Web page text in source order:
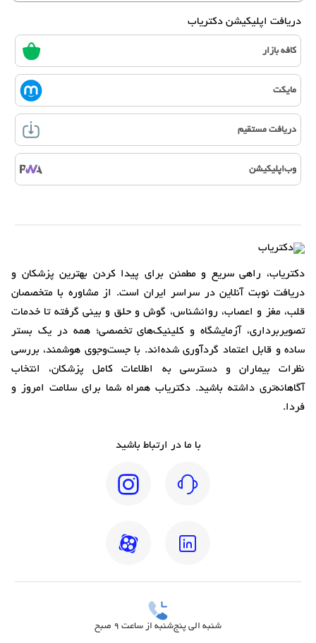
دریافت اپلیکیشن دکتریاب
کافه بازار
مایکت
دریافت مستقیم
وب‌اپلیکیشن
دکتریاب، راهی سریع و مطمئن برای پیدا کردن بهترین پزشکان و
دریافت نوبت آنلاین در سراسر ایران است. از مشاوره با متخصصان
قلب، مغز و اعصاب، روانشناس، گوش و حلق و بینی گرفته تا خدمات
تصویربرداری، آزمایشگاه و کلینیک‌های تخصصی؛ همه در یک بستر
ساده و قابل اعتماد گردآوری شده‌اند. با جست‌وجوی هوشمند، بررسی
نظرات بیماران و دسترسی به اطلاعات کامل پزشکان، انتخاب
آگاهانه‌تری داشته باشید. دکتریاب همراه شما برای سلامت امروز و
فردا.
با ما در ارتباط باشید
شنبه الی پنج‌شنبه از ساعت 9 صبح